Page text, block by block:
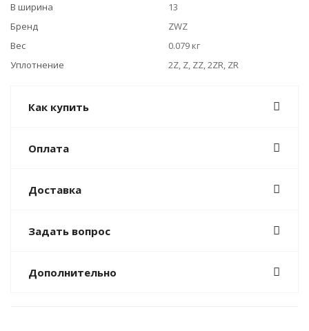
B ширина
13
Бренд
ZWZ
Вес
0.079 кг
Уплотнение
2Z, Z, ZZ, 2ZR, ZR
Как купить
Оплата
Доставка
Задать вопрос
Дополнительно